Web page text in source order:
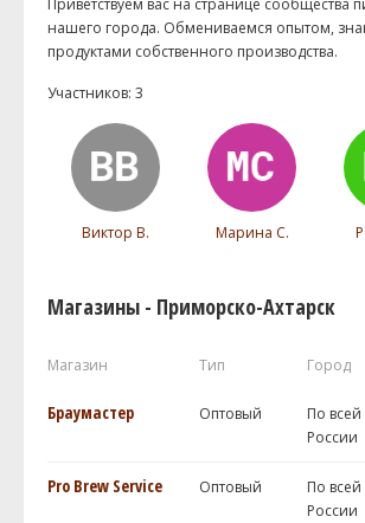
нашего города. Обмениваемся опытом,
продуктами собственного производства.
Участников: 3
Виктор В. Марина С.
Магазины - Приморско-Ахтарск
Магазин Тип Город
Браумастер Оптовый
По всей
России
Pro Brew Service Оптовый
По всей
России